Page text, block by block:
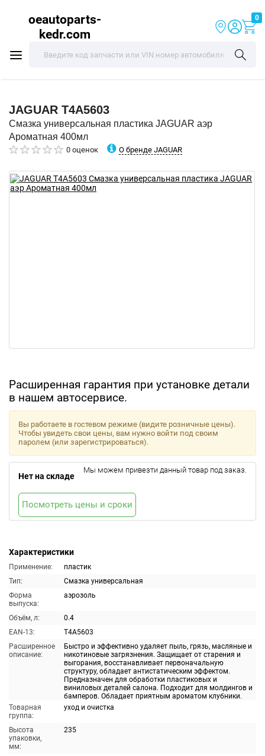
oeautoparts-
kedr.com
0
JAGUAR T4A5603
Смазка универсальная пластика JAGUAR аэр
Ароматная 400мл
0 оценок О бренде JAGUAR
Расширенная гарантия при установке детали
в нашем автосервисе.
Характеристики
Применение:
пластик
Тип:
Смазка универсальная
Форма
выпуска:
аэрозоль
Объём, л:
0.4
EAN-13:
T4A5603
Расширенное
описание:
Быстро и эффективно удаляет пыль, грязь, масляные и
никотиновые загрязнения. Защищает от старения и
выгорания, восстанавливает первоначальную
структуру, обладает антистатическим эффектом.
Предназначен для обработки пластиковых и
виниловых деталей салона. Подходит для молдингов и
бамперов. Обладает приятным ароматом клубники.
Товарная
группа:
уход и очистка
Высота
упаковки,
мм:
235
Вы работаете в гостевом режиме (видите розничные цены).
Чтобы увидеть свои цены, вам нужно войти под своим
паролем (или зарегистрироваться).
Нет на складе
Мы можем привезти данный товар под заказ.
Посмотреть цены и сроки